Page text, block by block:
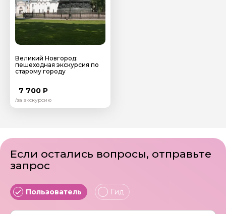
Великий Новгород:
пешеходная экскурсия по
старому городу
7 700 Р
/за экскурсию
Если остались вопросы, отправьте
запрос
Пользователь Гид
Отправить